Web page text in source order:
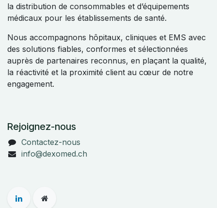
la distribution de consommables et d’équipements
médicaux pour les établissements de santé.
Nous accompagnons hôpitaux, cliniques et EMS avec
des solutions fiables, conformes et sélectionnées
auprès de partenaires reconnus, en plaçant la qualité,
la réactivité et la proximité client au cœur de notre
engagement.
Rejoignez-nous
Contactez-nous
info@dexomed.ch